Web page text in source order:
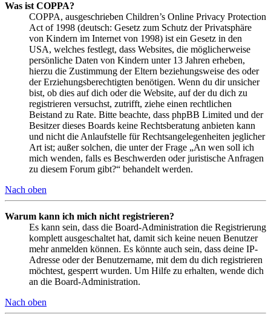
Was ist COPPA?
COPPA, ausgeschrieben Children’s Online Privacy Protection
Act of 1998 (deutsch: Gesetz zum Schutz der Privatsphäre
von Kindern im Internet von 1998) ist ein Gesetz in den
USA, welches festlegt, dass Websites, die möglicherweise
persönliche Daten von Kindern unter 13 Jahren erheben,
hierzu die Zustimmung der Eltern beziehungsweise des oder
der Erziehungsberechtigten benötigen. Wenn du dir unsicher
bist, ob dies auf dich oder die Website, auf der du dich zu
registrieren versuchst, zutrifft, ziehe einen rechtlichen
Beistand zu Rate. Bitte beachte, dass phpBB Limited und der
Besitzer dieses Boards keine Rechtsberatung anbieten kann
und nicht die Anlaufstelle für Rechtsangelegenheiten jeglicher
Art ist; außer solchen, die unter der Frage „An wen soll ich
mich wenden, falls es Beschwerden oder juristische Anfragen
zu diesem Forum gibt?“ behandelt werden.
Nach oben
Warum kann ich mich nicht registrieren?
Es kann sein, dass die Board-Administration die Registrierung
komplett ausgeschaltet hat, damit sich keine neuen Benutzer
mehr anmelden können. Es könnte auch sein, dass deine IP-
Adresse oder der Benutzername, mit dem du dich registrieren
möchtest, gesperrt wurden. Um Hilfe zu erhalten, wende dich
an die Board-Administration.
Nach oben